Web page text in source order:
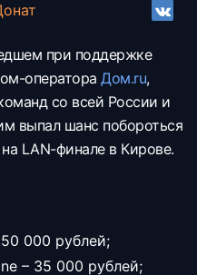
при поддержке
оператора Дом.ru,
со всей России и
выпал шанс побороться
LAN-финале в Кирове.
000 рублей;
– 35 000 рублей;